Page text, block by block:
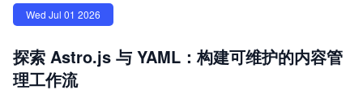
Wed Jul 01 2026
探索 Astro.js 与 YAML：构建可维护的内容管
理工作流